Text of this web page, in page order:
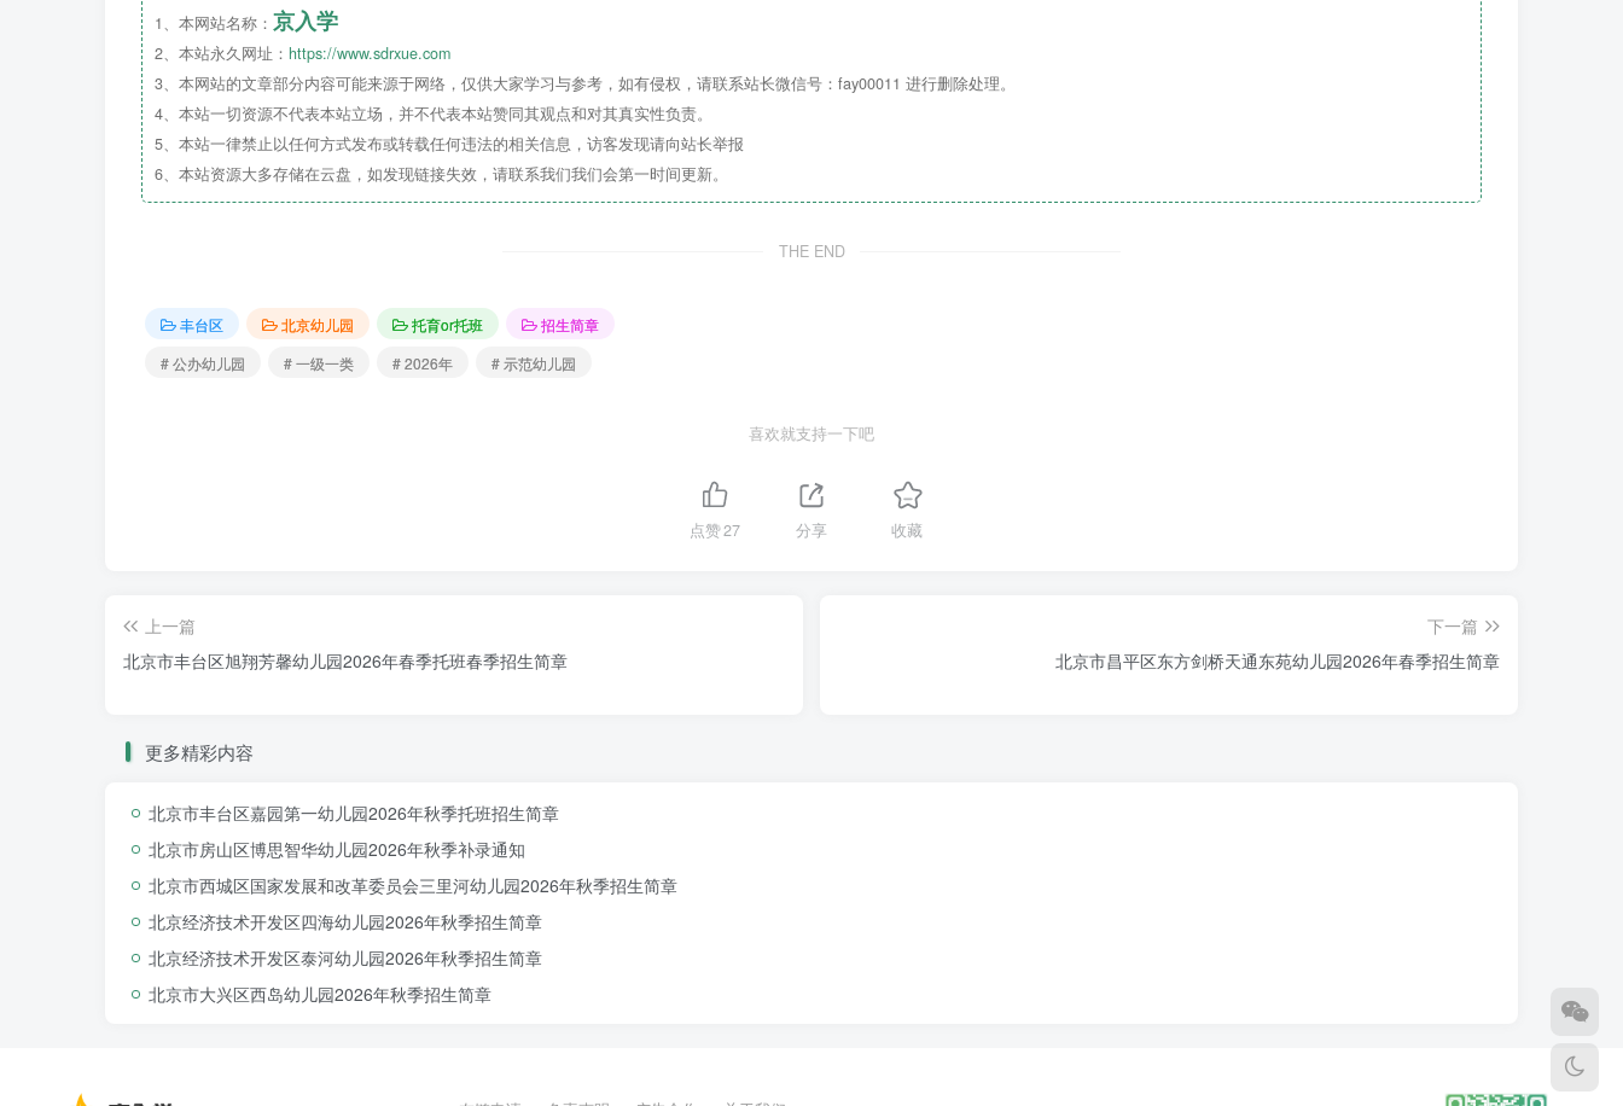
1、本网站名称： 京入学
2、本站永久网址： https://www.sdrxue.com
3、本网站的文章部分内容可能来源于网络，仅供大家学习与参考，如有侵权，请联系站长微信号：fay00011 进行删除处理。
4、本站一切资源不代表本站立场，并不代表本站赞同其观点和对其真实性负责。
5、本站一律禁止以任何方式发布或转载任何违法的相关信息，访客发现请向站长举报
6、本站资源大多存储在云盘，如发现链接失效，请联系我们我们会第一时间更新。
THE END
丰台区 北京幼儿园 托育or托班
招生简章
# 公办幼儿园
# 一级一类 # 2026年 # 示范幼儿园
喜欢就支持一下吧
点赞27 分享 收藏
上一篇
北京市丰台区旭翔芳馨幼儿园2026年春季托班春季招生简章
下一篇
北京市昌平区东方剑桥天通东苑幼儿园2026年春季招生简章
更多精彩内容
北京市丰台区嘉园第一幼儿园2026年秋季托班招生简章
北京市房山区博思智华幼儿园2026年秋季补录通知
北京市西城区国家发展和改革委员会三里河幼儿园2026年秋季招生简章
北京经济技术开发区四海幼儿园2026年秋季招生简章
北京经济技术开发区泰河幼儿园2026年秋季招生简章
北京市大兴区西岛幼儿园2026年秋季招生简章